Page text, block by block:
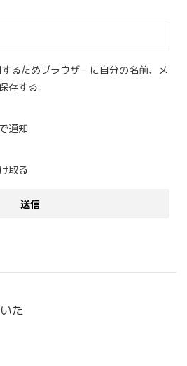
るためブラウザーに自分の名前、メ
存する。
通知
取る
た